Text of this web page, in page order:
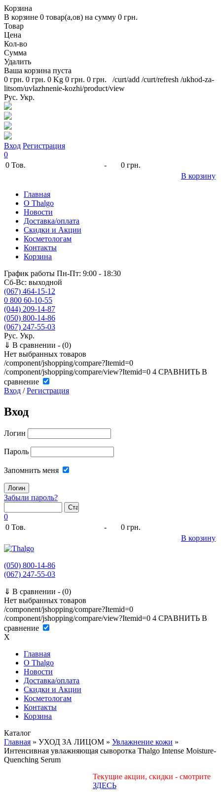
Корзина
В корзине 0 товар(а,ов) на сумму 0 грн.
Товар
Цена
Кол-во
Сумма
Удалить
Ваша корзина пуста
0 грн. 0 грн. 0 Kg 0 грн. 0 грн. /curt/add /curt/refresh /ukhod-za-
litsom/uvlazhnenie-kozhi/product/view
Рус. Укр.
Вход Регистрация
0
0 Тов. -
0 грн.
В корзину
Главная
O Thalgo
Новости
Доставка/оплата
Скидки и Акции
Косметологам
Контакты
Корзина
График работы Пн-Пт: 9:00 - 18:30
Сб-Вс: выходной
(067) 464-15-12
0 800 60-10-55
(044) 209-14-87
(050) 800-14-86
(067) 247-55-03
Рус. Укр.
⇓ В сравнении - (0)
Нет выбранных товаров
/component/jshopping/compare?Itemid=0
/component/jshopping/compare/view?Itemid=0 4 СРАВНИТЬ В
сравнение
Вход /Регистрация
Вход
Логин
Пароль
Запомнить меня
Забыли пароль?
0
0 Тов. -
0 грн.
В корзину
(050) 800-14-86
(067) 247-55-03
⇓ В сравнении - (0)
Нет выбранных товаров
/component/jshopping/compare?Itemid=0
/component/jshopping/compare/view?Itemid=0 4 СРАВНИТЬ В
сравнение
X
Главная
O Thalgo
Новости
Доставка/оплата
Скидки и Акции
Косметологам
Контакты
Корзина
Каталог
Главная » УХОД ЗА ЛИЦОМ » Увлажнение кожи »
Интенсивная увлажняющая сыворотка Thalgo Intense Moisture-
Quenching Serum
Текущие акции, скидки - смотрите
ЗДЕСЬ